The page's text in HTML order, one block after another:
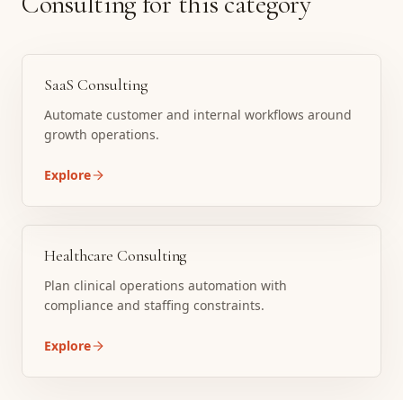
SaaS Consulting
Automate customer and internal workflows around
growth operations.
Explore
Healthcare Consulting
Plan clinical operations automation with
compliance and staffing constraints.
Explore